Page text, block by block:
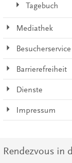
Tagebuch
Mediathek
Besucherservice
Barrierefreiheit
Dienste
Impressum
Rendezvous in